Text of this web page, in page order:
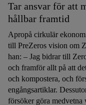
Tar ansvar för att
hållbar framtid
Apropå cirkulär
till PreZeros vision om
han: – Jag bidrar till
och framför allt på att
och kompostera, och
engångsartiklar.
försöker göra medvetna